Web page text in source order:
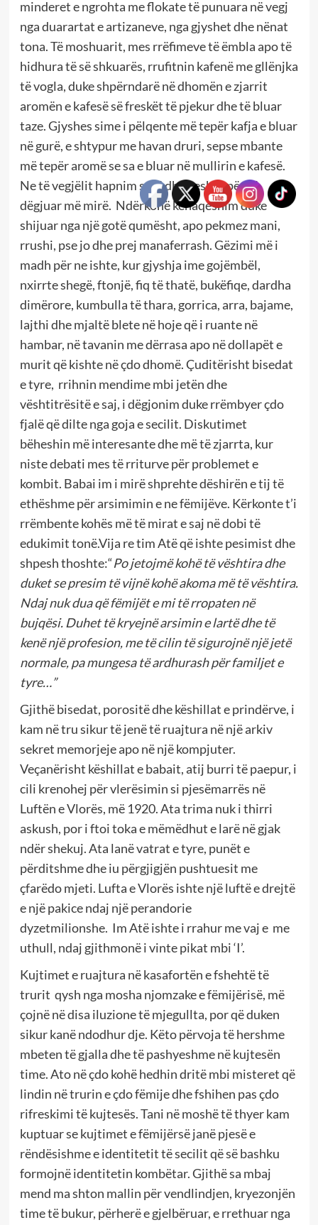
minderet e ngrohta me flokate të punuara në vegj
nga duarartat e artizaneve, nga gjyshet dhe nënat
tona. Të moshuarit, mes rrëfimeve të ëmbla apo të
hidhura të së shkuarës, rrufitnin kafenë me gllënjka
të vogla, duke shpërndarë në dhomën e zjarrit
aromën e kafesë së freskët të pjekur dhe të bluar
taze. Gjyshes sime i pëlqente më tepër kafja e bluar
në gurë, e shtypur me havan druri, sepse mbante
më tepër aromë se sa e bluar në mullirin e kafesë.
Ne të vegjëlit hapnim sytë dhe veshët për të
dëgjuar më mirë. Ndërkohë kënaqeshim duke
shijuar nga një gotë qumësht, apo pekmez mani,
rrushi, pse jo dhe prej manaferrash. Gëzimi më i
madh për ne ishte, kur gjyshja ime gojëmbël,
nxirrte shegë, ftonjë, fiq të thatë, bukëfiqe, dardha
dimërore, kumbulla të thara, gorrica, arra, bajame,
lajthi dhe mjaltë blete në hoje që i ruante në
hambar, në tavanin me dërrasa apo në dollapët e
murit që kishte në çdo dhomë. Çuditërisht bisedat
e tyre, rrihnin mendime mbi jetën dhe
vështitrësitë e saj, i dëgjonim duke rrëmbyer çdo
fjalë që dilte nga goja e secilit. Diskutimet
bëheshin më interesante dhe më të zjarrta, kur
niste debati mes të rriturve për problemet e
kombit. Babai im i mirë shprehte dëshirën e tij të
ethëshme për arsimimin e ne fëmijëve. Kërkonte t’i
rrëmbente kohës më të mirat e saj në dobi të
edukimit tonë.Vija re tim Atë që ishte pesimist dhe
shpesh thoshte:“Po jetojmë kohë të vështira dhe
duket se presim të vijnë kohë akoma më të vështira.
Ndaj nuk dua që fëmijët e mi të rropaten në
bujqësi. Duhet të kryejnë arsimin e lartë dhe të
kenë një profesion, me të cilin të sigurojnë një jetë
normale, pa mungesa të ardhurash për familjet e
tyre…”
Gjithë bisedat, porositë dhe këshillat e prindërve, i
kam në tru sikur të jenë të ruajtura në një arkiv
sekret memorjeje apo në një kompjuter.
Veçanërisht këshillat e babait, atij burri të paepur, i
cili krenohej për vlerësimin si pjesëmarrës në
Luftën e Vlorës, më 1920. Ata trima nuk i thirri
askush, por i ftoi toka e mëmëdhut e larë në gjak
ndër shekuj. Ata lanë vatrat e tyre, punët e
përditshme dhe iu përgjigjën pushtuesit me
çfarëdo mjeti. Lufta e Vlorës ishte një luftë e drejtë
e një pakice ndaj një perandorie
dyzetmilionshe. Im Atë ishte i rrahur me vaj e me
uthull, ndaj gjithmonë i vinte pikat mbi ‘I’.
Kujtimet e ruajtura në kasafortën e fshehtë të
trurit qysh nga mosha njomzake e fëmijërisë, më
çojnë në disa iluzione të mjegullta, por që duken
sikur kanë ndodhur dje. Këto përvoja të hershme
mbeten të gjalla dhe të pashyeshme në kujtesën
time. Ato në çdo kohë hedhin dritë mbi misteret që
lindin në trurin e çdo fëmije dhe fshihen pas çdo
rifreskimi të kujtesës. Tani në moshë të thyer kam
kuptuar se kujtimet e fëmijërsë janë pjesë e
rëndësishme e identitetit të secilit që së bashku
formojnë identitetin kombëtar. Gjithë sa mbaj
mend ma shton mallin për vendlindjen, kryezonjën
time të bukur, përherë e gjelbëruar, e rrethuar nga